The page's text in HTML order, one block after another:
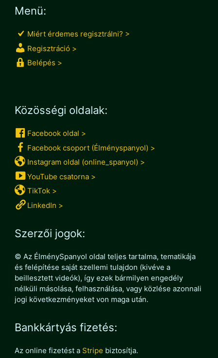
Menü:
Miért érdemes regisztrálni? >
Regisztráció >
Belépés >
Közösségi oldalak:
Facebook oldal >
Facebook csoport (Élményspanyol) >
Instagram oldal (online_spanyol) >
YouTube csatorna >
TikTok >
LinkedIn >
Szerzői jogok:
© Az ÉlménySpanyol oldal teljes tartalma, tematikája
és felépítése saját szellemi tulajdon (kivéve a
beillesztett videók), így ezek bármilyen engedély
nélküli másolása, felhasználása, vagy közlése azonnali
jogi következményeket von maga után.
Bankkártyás fizetés:
Az online fizetést a Stripe biztosítja.